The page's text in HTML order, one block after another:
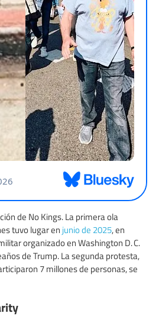
de No Kings. La primera ola
tuvo lugar en junio de 2025, en
organizado en Washington D. C.
de Trump. La segunda protesta,
7 millones de personas, se